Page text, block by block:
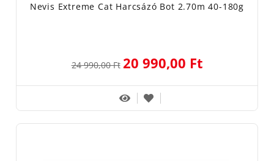
Nevis Extreme Cat Harcsázó Bot 2.70m 40-180g
24 990,00 Ft 20 990,00 Ft